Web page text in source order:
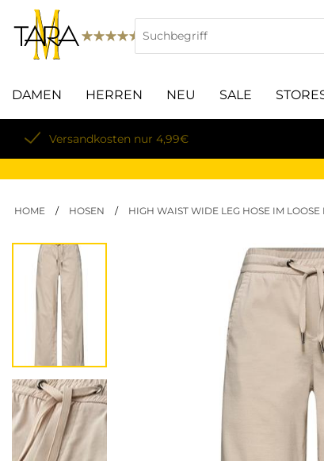
DAMEN HERREN NEU SALE
Lieferung innerhalb von 3-5 Werktagen
HOME / HOSEN / HIGH WAIST WIDE LEG HOSE IM LOOSE